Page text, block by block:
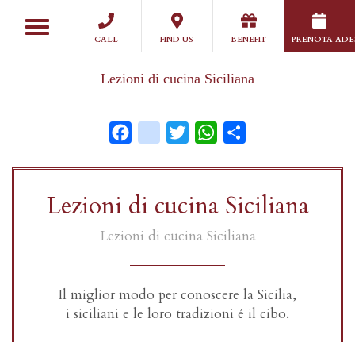
Toggle
navigation
CALL FIND US BENEFIT PRENOTA
Lezioni di cucina Siciliana
FacebookinstagramTwitterWhatsApp
Lezioni di cucina Siciliana
Lezioni di cucina Siciliana
Il miglior modo per conoscere la Sicilia,
i siciliani e le loro tradizioni é il cibo.